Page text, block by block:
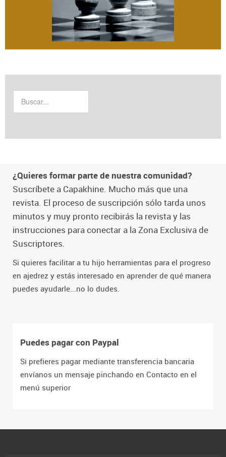
¿Quieres formar parte de nuestra comunidad?
Suscríbete a Capakhine. Mucho más que una
revista. El proceso de suscripción sólo tarda unos
minutos y muy pronto recibirás la revista y las
instrucciones para conectar a la Zona Exclusiva de
Suscriptores.
Si quieres facilitar a tu hijo herramientas para el progreso
en ajedrez y estás interesado en aprender de qué manera
puedes ayudarle...no lo dudes.
Puedes pagar con Paypal
Si prefieres pagar mediante transferencia bancaria
envíanos un mensaje pinchando en Contacto en el
menú superior